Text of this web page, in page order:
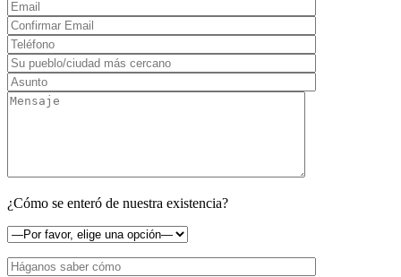
¿Cómo se enteró de nuestra existencia?